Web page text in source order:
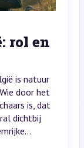
rol en
is natuur
door het
is, dat
dichtbij